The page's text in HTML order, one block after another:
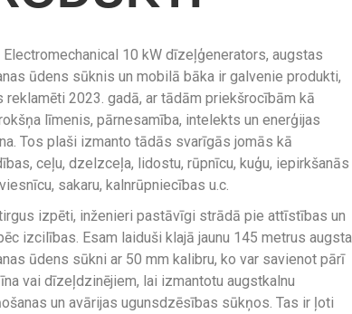
Electromechanical 10 kW dīzeļģenerators, augstas
ūdens sūknis un mobilā bāka ir galvenie produkti,
reklamēti 2023. gadā, ar tādām priekšrocībām kā
līmenis, pārnesamība, intelekts un enerģijas
Tos plaši izmanto tādās svarīgās jomās kā
ceļu, dzelzceļa, lidostu, rūpnīcu, kuģu, iepirkšanās
sakaru, kalnrūpniecības u.c.
izpēti, inženieri pastāvīgi strādā pie attīstības un
izcilības. Esam laiduši klajā jaunu 145 metrus augsta
ūdens sūkni ar 50 mm kalibru, ko var savienot pārī
vai dīzeļdzinējiem, lai izmantotu augstkalnu
un avārijas ugunsdzēsības sūkņos. Tas ir ļoti